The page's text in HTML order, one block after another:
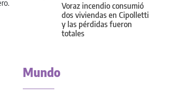
Voraz incendio consumió
dos viviendas en Cipolletti
y las pérdidas fueron
totales
Mundo